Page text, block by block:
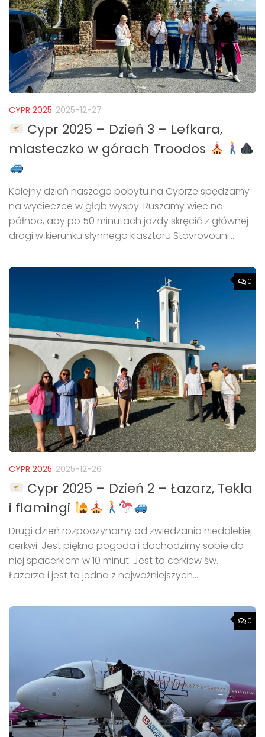
CYPR 2025 2025-12-27
Cypr 2025 – Dzień 3 – Lefkara,
miasteczko w górach Troodos
Kolejny dzień naszego pobytu na Cyprze spędzamy
na wycieczce w głąb wyspy. Ruszamy więc na
północ, aby po 50 minutach jazdy skręcić z głównej
drogi w kierunku słynnego klasztoru Stavrovouni....
0
CYPR 2025 2025-12-26
Cypr 2025 – Dzień 2 – Łazarz, Tekla
i flamingi
Drugi dzień rozpoczynamy od zwiedzania niedalekiej
cerkwi. Jest piękna pogoda i dochodzimy sobie do
niej spacerkiem w 10 minut. Jest to cerkiew św.
Łazarza i jest to jedna z najważniejszych...
0